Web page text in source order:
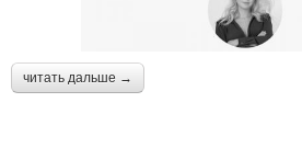
читать дальше →